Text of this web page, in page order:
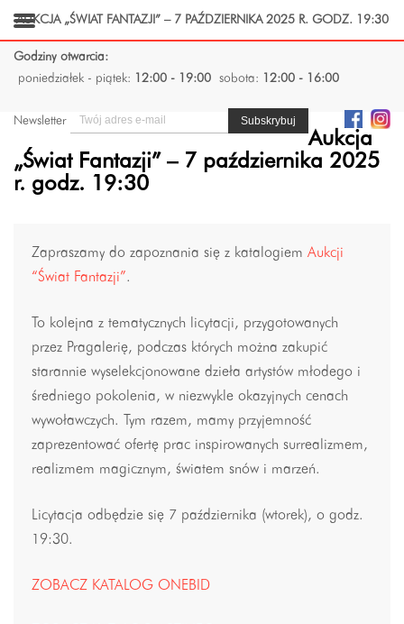
Godziny otwarcia:
poniedziałek - piątek:
12:00 - 19:00 sobota: 12:00 - 16:00
Newsletter
Aukcja
„Świat Fantazji” – 7 października 2025
r. godz. 19:30
Zapraszamy do zapoznania się z katalogiem Aukcji
“Świat Fantazji”.
To kolejna z tematycznych licytacji, przygotowanych
przez Pragalerię, podczas których można zakupić
starannie wyselekcjonowane dzieła artystów młodego i
średniego pokolenia, w niezwykle okazyjnych cenach
wywoławczych. Tym razem, mamy przyjemność
zaprezentować ofertę prac inspirowanych surrealizmem,
realizmem magicznym, światem snów i marzeń.
Licytacja odbędzie się 7 października (wtorek), o godz.
19:30.
ZOBACZ KATALOG ONEBID
AUKCJA „ŚWIAT FANTAZJI” – 7 PAŹDZIERNIKA 2025 R. GODZ. 19:30